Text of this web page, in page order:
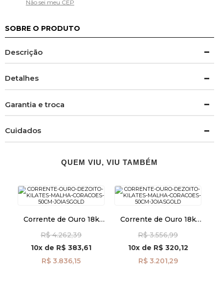
Não sei meu CEP
SOBRE O PRODUTO
Descrição
Detalhes
Garantia e troca
Cuidados
QUEM VIU, VIU TAMBÉM
Corrente de Ouro 18k
co04867
R$ 4.262,39
10x de R$ 383,61
R$ 3.836,15
Corrente de Ouro 18k
2,1mm com 50cm
co04866
R$ 3.556,99
10xde R$ 320,12
R$ 3.201,29